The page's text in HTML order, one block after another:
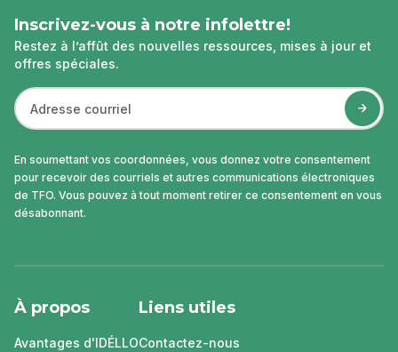
Inscrivez-vous à notre infolettre!
Restez à l’affût des nouvelles ressources, mises à jour et
offres spéciales.
En soumettant vos coordonnées, vous donnez votre consentement
pour recevoir des courriels et autres communications électroniques
de TFO. Vous pouvez à tout moment retirer ce consentement en vous
désabonnant.
À propos
Avantages d'IDÉLLO
Liens utiles
Contactez-nous